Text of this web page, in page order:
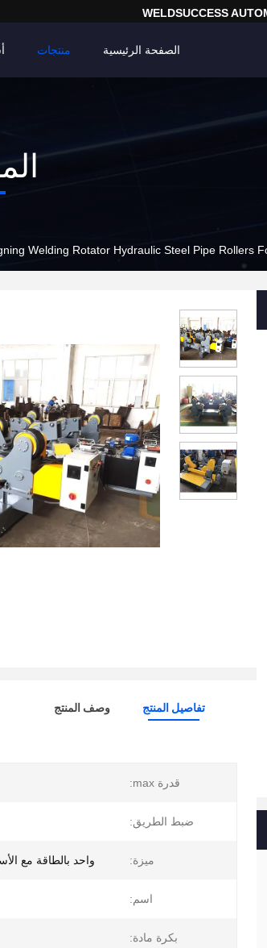
WELDSUCCESS
الصفحة الرئيسية منتجات
Welding Rotator Hydraulic Steel Pipe Rollers
تفاصيل المنتج وصف المنتج
قدرة max:
ضبط الطريق:
ميزة: واحد بالطاقة مع
اسم:
بكرة مادة: